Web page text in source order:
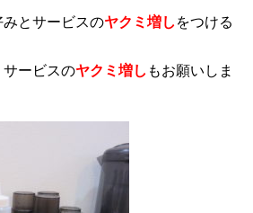
とサービスのヤクミ増し をつける
サービスのヤクミ増し もお願いしま